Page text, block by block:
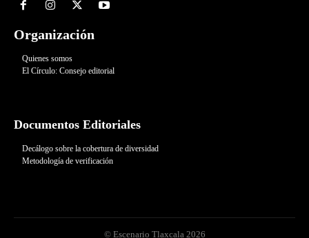
Organización
Quienes somos
El Círculo: Consejo editorial
Documentos Editoriales
Decálogo sobre la cobertura de diversidad
Metodología de verificación
© Escenario Tlaxcala 2026